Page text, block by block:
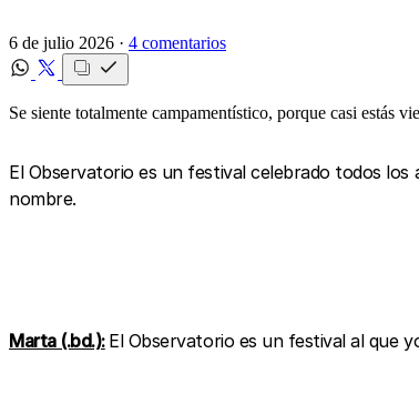
6 de julio 2026 · 4 comentarios
Se siente totalmente campamentístico, porque casi estás
El Observatorio es un festival celebrado todos los
nombre.
Marta (.bd.): El Observatorio es un festival al que